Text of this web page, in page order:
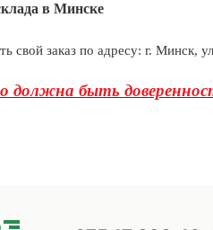
в Минске
свой заказ по адресу: г. Минск,
должна быть